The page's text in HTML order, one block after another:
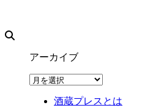
アーカイブ
ア
酒蔵プレスとは